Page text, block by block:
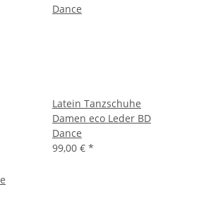
Latein Tanzschuhe
Damen eco Leder BD
Dance
99,00 € *